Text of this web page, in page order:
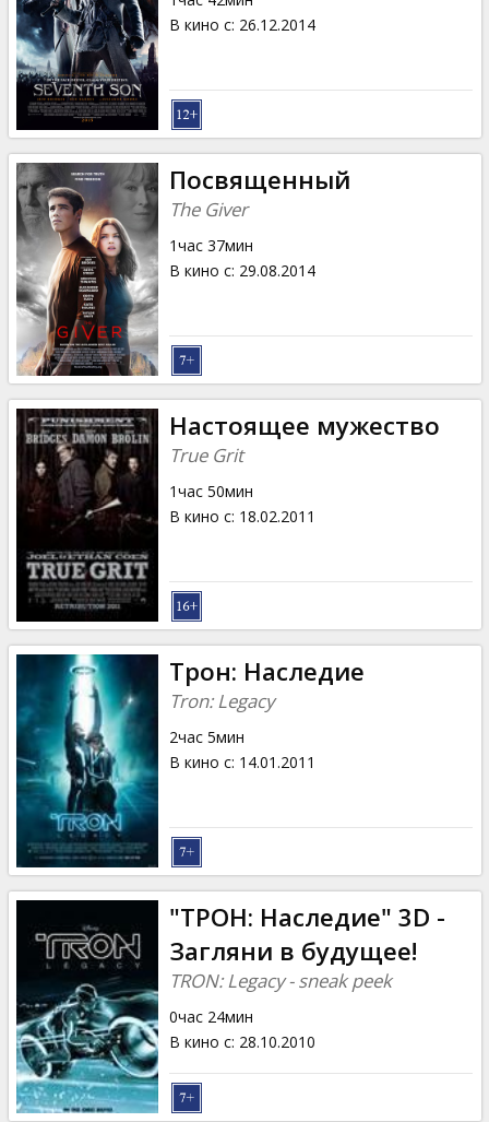
В кино с: 26.12.2014
Посвященный
The Giver
1час 37мин
В кино с: 29.08.2014
Настоящее мужество
True Grit
1час 50мин
В кино с: 18.02.2011
Трон: Наследие
Tron: Legacy
2час 5мин
В кино с: 14.01.2011
"ТРОН: Наследие" 3D -
Загляни в будущее!
TRON: Legacy - sneak peek
0час 24мин
В кино с: 28.10.2010